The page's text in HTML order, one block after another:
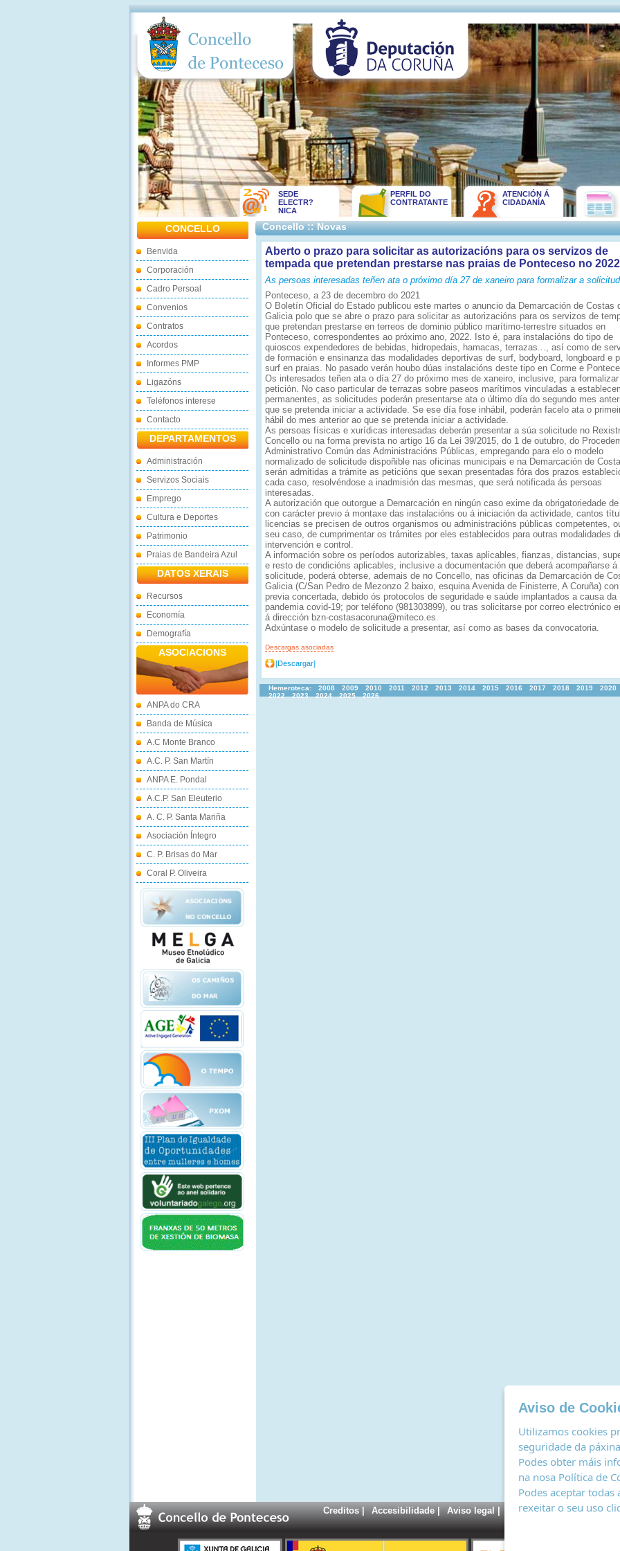
SEDE
ELECTR?
NICA
PERFIL DO
CONTRATANTE
ATENCIÓN Á
CIDADANÍA
CONCELLO
Benvida
Corporación
Cadro Persoal
Convenios
Contratos
Acordos
Informes PMP
Ligazóns
Teléfonos interese
Contacto
DEPARTAMENTOS
Administración
Servizos Sociais
Emprego
Cultura e Deportes
Patrimonio
Praias de Bandeira Azul
DATOS XERAIS
Recursos
Economía
Demografía
ASOCIACIONS
ANPA do CRA
Banda de Música
A.C Monte Branco
A.C. P. San Martín
ANPA E. Pondal
A.C.P. San Eleuterio
A. C. P. Santa Mariña
Asociación Íntegro
C. P. Brisas do Mar
Coral P. Oliveira
Concello :: Novas
Aberto o prazo para solicitar as autorizacións para os servizos de
tempada que pretendan prestarse nas praias de Ponteceso no 2022
As persoas interesadas teñen ata o próximo día 27 de xaneiro para formalizar a
Ponteceso, a 23 de decembro do 2021
O Boletín Oficial do Estado publicou este martes o anuncio da Demarcación de Costas
Galicia polo que se abre o prazo para solicitar as autorizacións para os servizos de
que pretendan prestarse en terreos de dominio público marítimo-terrestre situados en
Ponteceso, correspondentes ao próximo ano, 2022. Isto é, para instalacións do tipo de
quioscos expendedores de bebidas, hidropedais, hamacas, terrazas..., así como de
de formación e ensinanza das modalidades deportivas de surf, bodyboard, longboard e
surf en praias. No pasado verán houbo dúas instalacións deste tipo en Corme e
Os interesados teñen ata o día 27 do próximo mes de xaneiro, inclusive, para
petición. No caso particular de terrazas sobre paseos marítimos vinculadas a
permanentes, as solicitudes poderán presentarse ata o último día do segundo mes
que se pretenda iniciar a actividade. Se ese día fose inhábil, poderán facelo ata o
hábil do mes anterior ao que se pretenda iniciar a actividade.
As persoas físicas e xurídicas interesadas deberán presentar a súa solicitude no
Concello ou na forma prevista no artigo 16 da Lei 39/2015, do 1 de outubro, do
Administrativo Común das Administracións Públicas, empregando para elo o modelo
normalizado de solicitude dispoñible nas oficinas municipais e na Demarcación de
serán admitidas a trámite as peticións que sexan presentadas fóra dos prazos
cada caso, resolvéndose a inadmisión das mesmas, que será notificada ás persoas
interesadas.
A autorización que outorgue a Demarcación en ningún caso exime da obrigatoriedade
con carácter previo á montaxe das instalacións ou á iniciación da actividade, cantos
licencias se precisen de outros organismos ou administracións públicas competentes,
seu caso, de cumprimentar os trámites por eles establecidos para outras modalidades
intervención e control.
A información sobre os períodos autorizables, taxas aplicables, fianzas, distancias,
e resto de condicións aplicables, inclusive a documentación que deberá acompañarse á
solicitude, poderá obterse, ademais de no Concello, nas oficinas da Demarcación de
Galicia (C/San Pedro de Mezonzo 2 baixo, esquina Avenida de Finisterre, A Coruña)
previa concertada, debido ós protocolos de seguridade e saúde implantados a causa da
pandemia covid-19; por teléfono (981303899), ou tras solicitarse por correo electrónico
á dirección bzn-costasacoruna@miteco.es.
Adxúntase o modelo de solicitude a presentar, así como as bases da convocatoria.
Descargas asociadas
[Descargar]
Hemeroteca: 2008 2009 2010 2011 2012 2013 2014 2015 2016 2017 2018 2019
2020
2022
2023 2024 2025 2026
Creditos| Accesibilidade| Aviso legal| Política de cookies|
Aviso de
Utilizamos cookies
seguridade da
Podes obter máis
na nosa Política de
Podes aceptar
rexeitar o seu uso